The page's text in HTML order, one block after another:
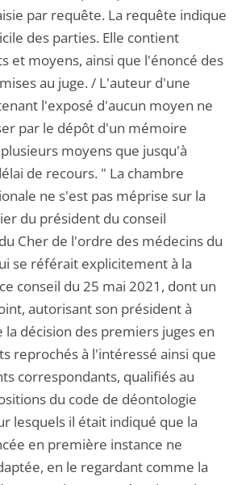
par requête. La requête indique
des parties. Elle contient
et moyens, ainsi que l'énoncé des
au juge. / L'auteur d'une
l'exposé d'aucun moyen ne
par le dépôt d'un mémoire
moyens que jusqu'à
de recours. " La chambre
ne s'est pas méprise sur la
du président du conseil
Cher de l'ordre des médecins du
se référait explicitement à la
conseil du 25 mai 2021, dont un
autorisant son président à
la décision des premiers juges en
reprochés à l'intéressé ainsi que
correspondants, qualifiés au
du code de déontologie
lesquels il était indiqué que la
en première instance ne
en le regardant comme la